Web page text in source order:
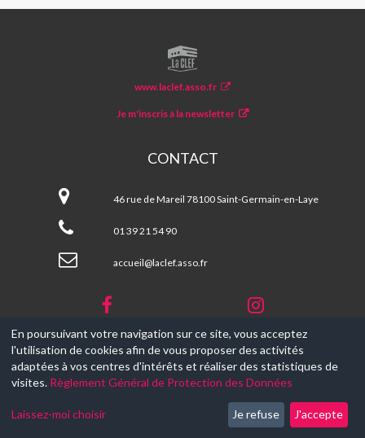
LA
CLEF
www.laclef.asso.fr
Je m'inscris à la newsletter
CONTACT
CLEF
46 rue de Mareil 78100 Saint-Germain-en-Laye
01 39 21 54 90
accueil@laclef.asso.fr
© 2017-2026, Ce site est propulsé par Aniapps.fr
CGV
En poursuivant votre navigation sur ce site, vous acceptez
l'utilisation de cookies afin de vous proposer des activités
adaptées à vos centres d'intérêts et réaliser des statistiques de
visites. Règlement Général de Protection des Données
Laissez-moi choisir Je refuse J'accepte